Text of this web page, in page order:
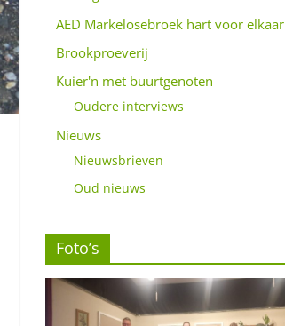
AED Markelosebroek hart voor elkaar
Brookproeverij
Kuier'n met buurtgenoten
Oudere interviews
Nieuws
Nieuwsbrieven
Oud nieuws
Foto’s